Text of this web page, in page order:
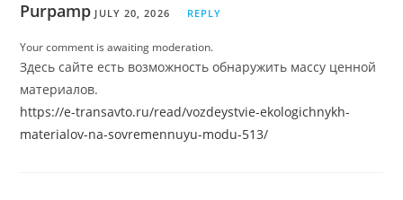
Purpamp JULY 20, 2026 REPLY
Your comment is awaiting moderation.
Здесь сайте есть возможность обнаружить массу ценной
материалов.
https://e-transavto.ru/read/vozdeystvie-ekologichnykh-
materialov-na-sovremennuyu-modu-513/